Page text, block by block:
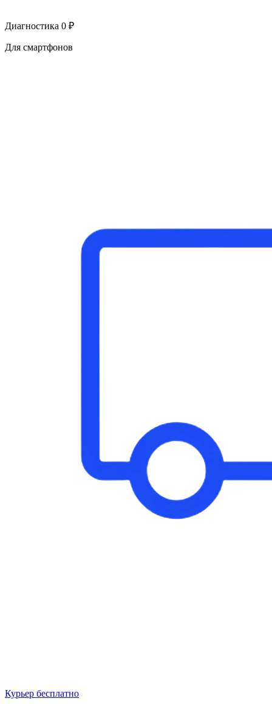
Диагностика 0 ₽
Для смартфонов
Курьер бесплатно